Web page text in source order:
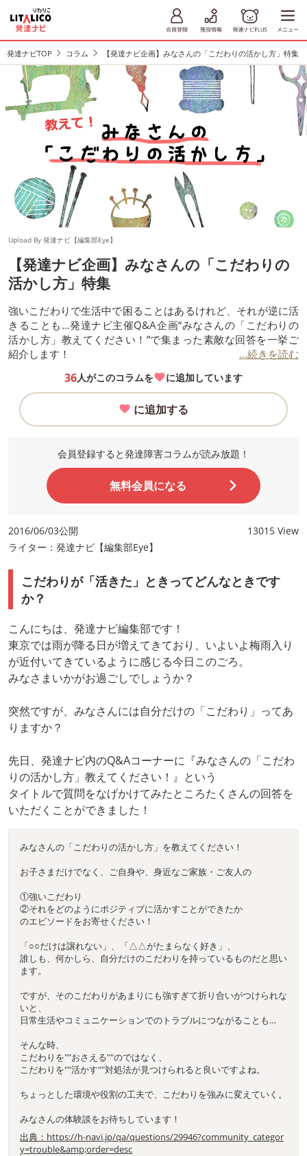
発達ナビTOP コラム 【発達ナビ企画】みなさんの「こだわりの活かし方」特集
Upload By 発達ナビ【編集部Eye】
【発達ナビ企画】みなさんの「こだわりの
活かし方」特集
強いこだわりで生活中で困ることはあるけれど、それが逆に活
きることも…発達ナビ主催Q&A企画“みなさんの「こだわりの
活かし方」教えてください！”で集まった素敵な回答を一挙ご
紹介します！
...続きを読む
36人がこのコラムを に追加しています
に追加する
会員登録すると発達障害コラムが読み放題！
無料会員になる
2016/06/03公開
13015 View
ライター：発達ナビ【編集部Eye】
こだわりが「活きた」ときってどんなときです
か？
こんにちは、発達ナビ編集部です！
東京では雨が降る日が増えてきており、いよいよ梅雨入り
が近付いてきているように感じる今日このごろ。
みなさまいかがお過ごしでしょうか？
突然ですが、みなさんには自分だけの「こだわり」ってあ
りますか？
先日、発達ナビ内のQ&Aコーナーに『みなさんの「こだわ
りの活かし方」教えてください！』という
タイトルで質問をなげかけてみたところたくさんの回答を
いただくことができました！
みなさんの「こだわりの活かし方」を教えてください！
お子さまだけでなく、ご自身や、身近なご家族・ご友人の
①強いこだわり
②それをどのようにポジティブに活かすことができたか
のエピソードをお寄せください！
「○○だけは譲れない」、「△△がたまらなく好き」、
誰しも、何かしら、自分だけのこだわりを持っているものだと思い
ます。
ですが、そのこだわりがあまりにも強すぎて折り合いがつけられな
いと、
日常生活やコミュニケーションでのトラブルにつながることも…
そんな時、
こだわりを""おさえる""のではなく、
こだわりを""活かす""対処法が見つけられると良いですよね。
ちょっとした環境や役割の工夫で、こだわりを強みに変えていく。
みなさんの体験談をお待ちしています！
出典：https://h-navi.jp/qa/questions/29946?community_categor
y=trouble&amp;order=desc